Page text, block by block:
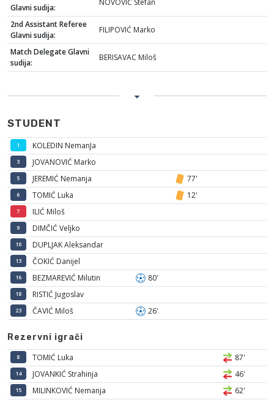
Glavni sudija:
NOVOVIĆ Stefan
2nd Assistant Referee
Glavni sudija:
FILIPOVIĆ Marko
Match Delegate Glavni
sudija:
BERISAVAC Miloš
STUDENT
1 KOLEDIN NemanJa
3 JOVANOVIĆ Marko
5 JEREMIĆ Nemanja 77'
6 TOMIĆ Luka 12'
7 ILIĆ Miloš
9 DIMČIĆ Veljko
10 DUPLJAK Aleksandar
13 ČOKIĆ Danijel
16 BEZMAREVIĆ Milutin 80'
18 RISTIĆ Jugoslav
23 ČAVIĆ Miloš 26'
Rezervni igrači
8 TOMIĆ Luka 87'
14 JOVANKIĆ Strahinja 46'
15 MILINKOVIĆ Nemanja 62'